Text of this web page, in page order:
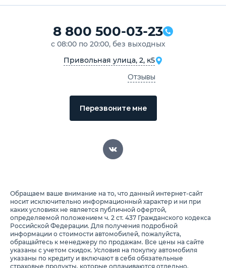
8 800 500-03-23
с 08:00 по 20:00, без выходных
Привольная улица, 2, к5
Отзывы
Перезвоните мне
Обращаем ваше внимание на то, что данный интернет-сайт
носит исключительно информационный характер и ни при
каких условиях не является публичной офертой,
определяемой положением ч. 2 ст. 437 Гражданского кодекса
Российской Федерации. Для получения подробной
информации о стоимости автомобилей, пожалуйста,
обращайтесь к менеджеру по продажам. Все цены на сайте
указаны с учетом скидок. Условия на покупку автомобиля
указаны по кредиту и включают в себя обязательные
страховые продукты, которые оплачиваются отдельно.